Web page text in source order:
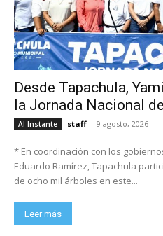
Desde Tapachula,
la Jornada Nacional
Al Instante staff - 9 agosto, 2026
* En coordinación con los
Eduardo Ramírez, Tapachula
de ocho mil árboles en este...
Leer más